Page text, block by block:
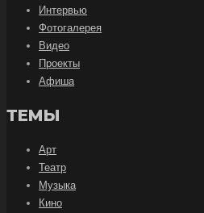
Интервью
Фотогалерея
Видео
Проекты
Афиша
ТЕМЫ
Арт
Театр
Музыка
Кино